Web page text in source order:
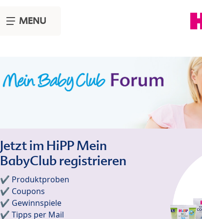
MENU
Jetzt im HiPP Mein
BabyClub registrieren
✔️ Produktproben
✔️ Coupons
✔️ Gewinnspiele
✔️ Tipps per Mail